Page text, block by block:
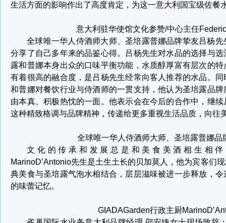
生活方面的影响作出了高度肯定，为这一意大利国宝级佐餐
意大利驻华使馆文化参赞/中心主任
全球唯一华人侍酒师大师、圣培露普娜品牌挚友吕杨
分享了自己多年来的品鉴心得。吕杨先生对水品的选择与
露和普娜本身出众的口味平衡功能，水质醇厚富有层次的
有着很高的融合度，是吕杨先生经常向客人推荐的水品。
和普娜对餐饮行业与侍酒师的一贯支持，他认为圣培露品
由本真、积极热忱的一面。他表示会在今后的合作中，继
这种精致格调与品牌精神，传递给更多重视生活品质，向往
全球唯一华人侍酒师大师、圣培露普娜品
文化的传承和发展总是和美食美酒相生相伴
MarinoD’Antonio先生是土生土长的贝加莫人，他为宾客们
典美食与圣培露气泡水相结合，层层滋味被进一步释放，
的味蕾记忆。
GIADAGarden行政主厨